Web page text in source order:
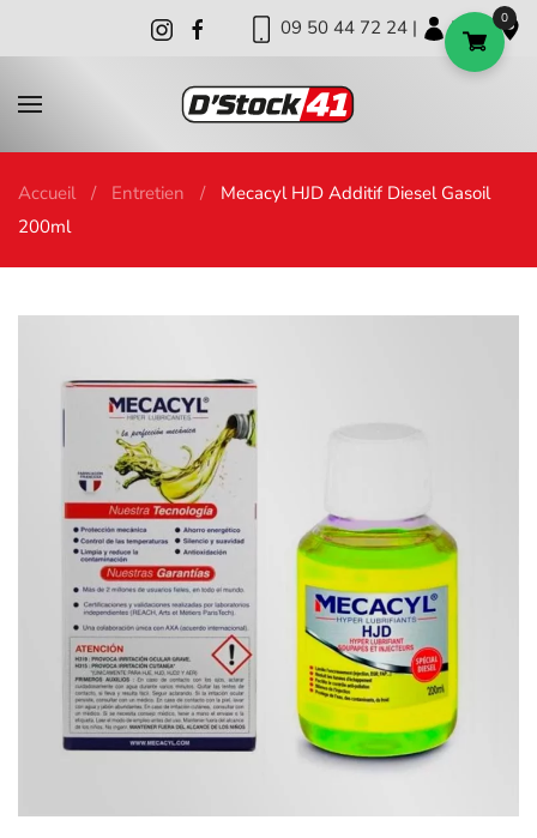
09 50 44 72 24 | | |
Accueil Entretien
Mecacyl HJD Additif Diesel Gasoil
200ml
0